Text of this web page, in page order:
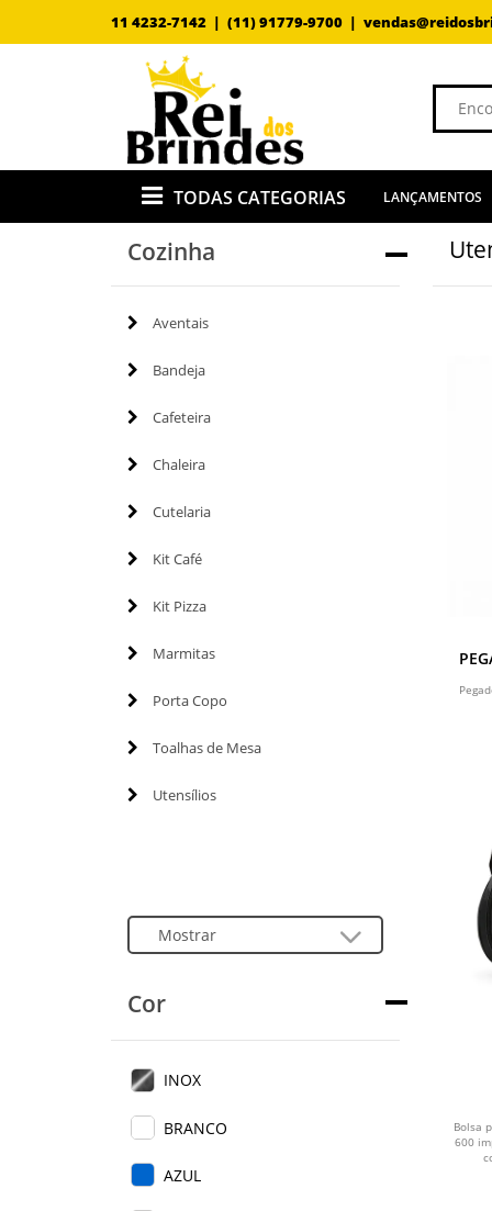
11 4232-7142 | (11) 91779-9700 |
TODAS CATEGORIAS LANÇAMENTOS
Cozinha
Aventais
Bandeja
Cafeteira
Chaleira
Cutelaria
Kit Café
Kit Pizza
Marmitas
Porta Copo
Toalhas de Mesa
Utensílios
Cor
INOX
BRANCO
AZUL
Bolsa
600